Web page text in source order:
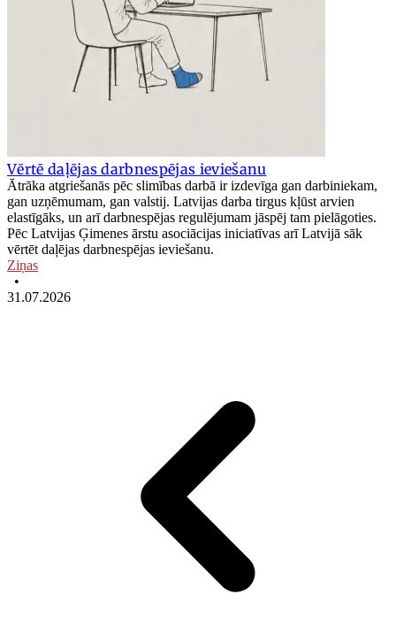
Vērtē daļējas darbnespējas ieviešanu
Ātrāka atgriešanās pēc slimības darbā ir izdevīga gan darbiniekam,
gan uzņēmumam, gan valstij. Latvijas darba tirgus kļūst arvien
elastīgāks, un arī darbnespējas regulējumam jāspēj tam pielāgoties.
Pēc Latvijas Ģimenes ārstu asociācijas iniciatīvas arī Latvijā sāk
vērtēt daļējas darbnespējas ieviešanu.
Ziņas
•
31.07.2026